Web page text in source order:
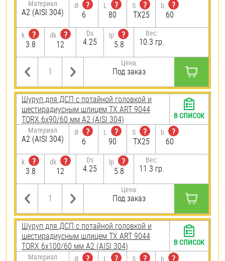
Материал
А2 (AISI 304)
Ø
?
6
L
?
80
S
?
TX25
b
?
60
k
?
3.8
dk
?
12
Ds
4.25
lp
?
5.8
Вес:
10.3 гр.
Цена:
Под заказ
Шуруп для ДСП с потайной головкой и
шестирадиусным шлицем TX ART 9044
TORX 6х90/60 мм А2 (AISI 304)
Материал
А2 (AISI 304)
Ø
?
6
L
?
90
S
?
TX25
b
?
60
k
?
3.8
dk
?
12
Ds
4.25
lp
?
5.8
Вес:
11.3 гр.
Цена:
Под заказ
В СПИСОК
Шуруп для ДСП с потайной головкой и
шестирадиусным шлицем TX ART 9044
TORX 6х100/60 мм А2 (AISI 304)
Материал Ø
?
L
?
S
?
b
?
В СПИСОК